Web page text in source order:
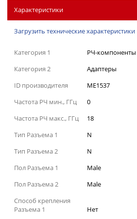
Характеристики
Загрузить технические характеристики
Категория 1
РЧ-компоненты
Категория 2
Адаптеры
ID производителя
ME1537
Частота РЧ мин., ГГц
0
Частота РЧ макс., ГГц
18
Тип Разъема 1
N
Тип Разъема 2
N
Пол Разъема 1
Male
Пол Разъема 2
Male
Способ крепления
Разъема 1
Нет